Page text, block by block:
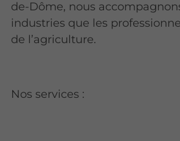
de-Dôme, nous
industries que les
de l’agriculture.
Nos services :